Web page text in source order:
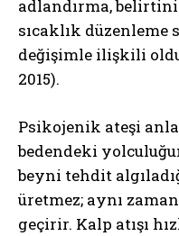
adlandırma,
sıcaklık
değişimle ilişkili
2015).
Psikojenik ateşi
bedendeki
beyni tehdit
üretmez; aynı
geçirir. Kalp atışı